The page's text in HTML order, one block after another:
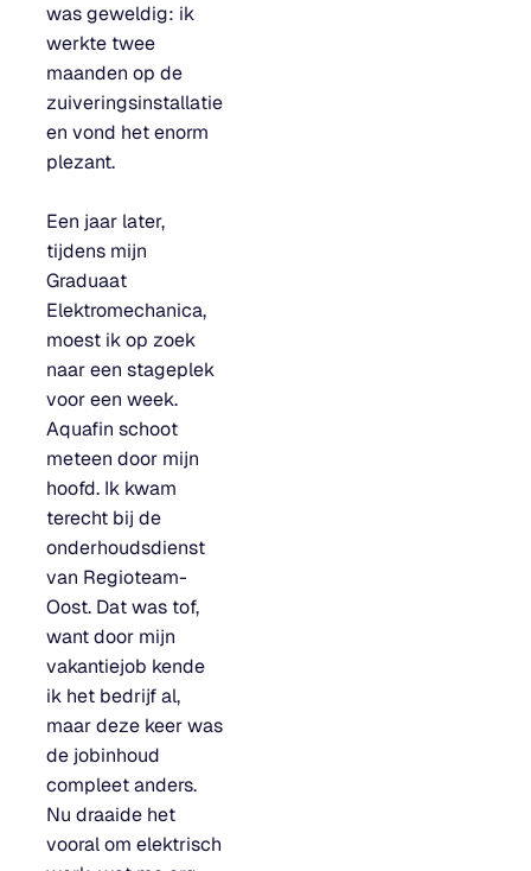
was geweldig: ik
werkte twee
maanden op de
zuiveringsinstallatie
en vond het enorm
plezant.
Een jaar later,
tijdens mijn
Graduaat
Elektromechanica,
moest ik op zoek
naar een stageplek
voor een week.
Aquafin schoot
meteen door mijn
hoofd. Ik kwam
terecht bij de
onderhoudsdienst
van Regioteam-
Oost. Dat was tof,
want door mijn
vakantiejob kende
ik het bedrijf al,
maar deze keer was
de jobinhoud
compleet anders.
Nu draaide het
vooral om elektrisch